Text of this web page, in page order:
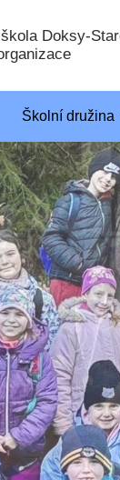
Doksy-
Školní družina